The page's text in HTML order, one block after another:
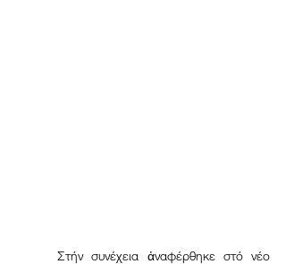
	Στήν συνέχεια ἀναφέρθηκε στό νέο